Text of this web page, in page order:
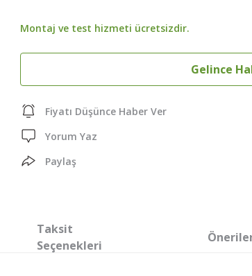
Montaj ve test hizmeti ücretsizdir.
Gelince
Fiyatı Düşünce Haber Ver
Yorum Yaz
Paylaş
Taksit
Seçenekleri